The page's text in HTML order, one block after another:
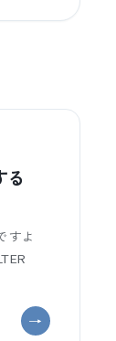
る
すよ